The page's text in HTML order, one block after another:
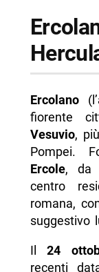
-- Casa del
-- Casa dei
-- Terme
-- Villa dei
-- Foro e
-- Sede
-- Casa del
-- Casa
-- Antico
- Tour e
Ercolano
fiorente
Vesuvio,
Pompei.
Ercole, da
centro
romana,
suggestivo
Il24
recenti